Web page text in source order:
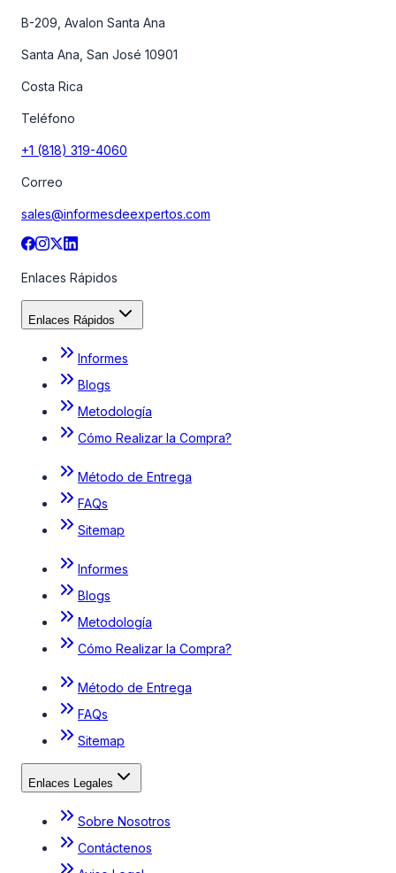
B-209, Avalon Santa Ana
Santa Ana, San José 10901
Costa Rica
Teléfono
+1 (818) 319-4060
Correo
sales@informesdeexpertos.com
Enlaces Rápidos
Enlaces Rápidos
Informes
Blogs
Metodología
Cómo Realizar la Compra?
Método de Entrega
FAQs
Sitemap
Informes
Blogs
Metodología
Cómo Realizar la Compra?
Método de Entrega
FAQs
Sitemap
Enlaces Legales
Sobre Nosotros
Contáctenos